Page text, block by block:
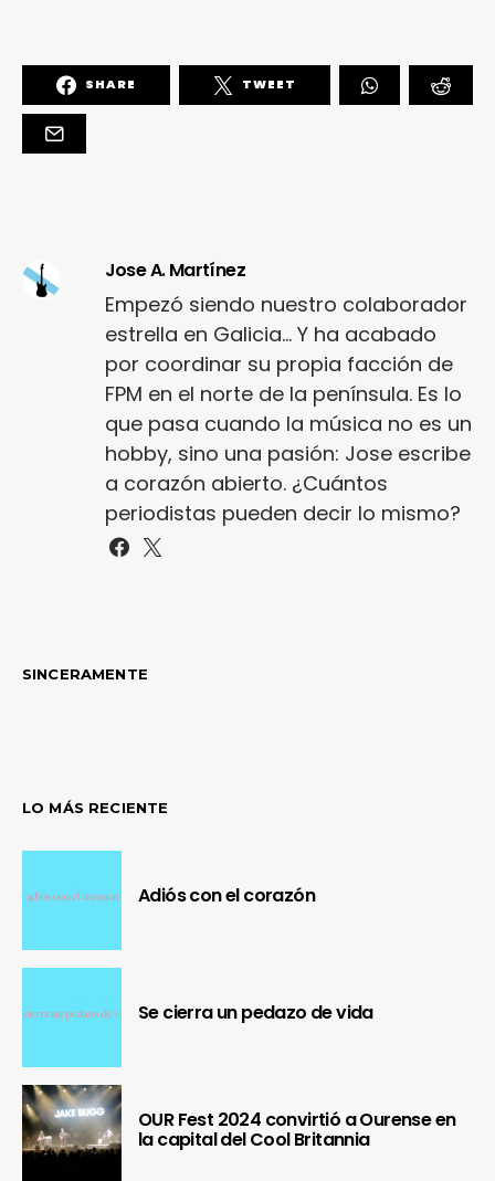
SHARE TWEET
Jose A. Martínez
Empezó siendo nuestro colaborador
estrella en Galicia... Y ha acabado
por coordinar su propia facción de
FPM en el norte de la península. Es lo
que pasa cuando la música no es un
hobby, sino una pasión: Jose escribe
a corazón abierto. ¿Cuántos
periodistas pueden decir lo mismo?
SINCERAMENTE
LO MÁS RECIENTE
Adiós con el corazón
Se cierra un pedazo de vida
OUR Fest 2024 convirtió a Ourense en
la capital del Cool Britannia